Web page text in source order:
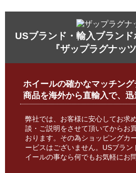
USブランド・輸入ブラン
『ザップラグナッ
ホイールの確かなマッチン
商品を海外から直輸入で、
弊社では、お客様に安心してお求
談・ご説明をさせて頂いてからお
おります。その為ショッピングカ
ービスはございません。USブラン
イールの事なら何でもお気軽にお